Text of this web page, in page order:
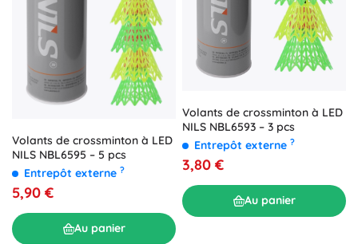
Volants de crossminton à LED
NILS NBL6595 – 5 pcs
Entrepôt externe ?
5,90 €
Au panier
Volants de crossminton à LED
NILS NBL6593 – 3 pcs
Entrepôt externe ?
3,80 €
Au panier